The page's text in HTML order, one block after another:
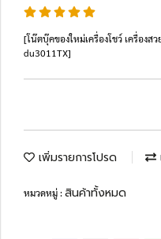
[โน๊ตบุ๊คของใหม่เครื่องโชว์ เครื่อง
du3011TX]
เพิ่มรายการโปรด
หมวดหมู่ :สินค้าทั้งหมด